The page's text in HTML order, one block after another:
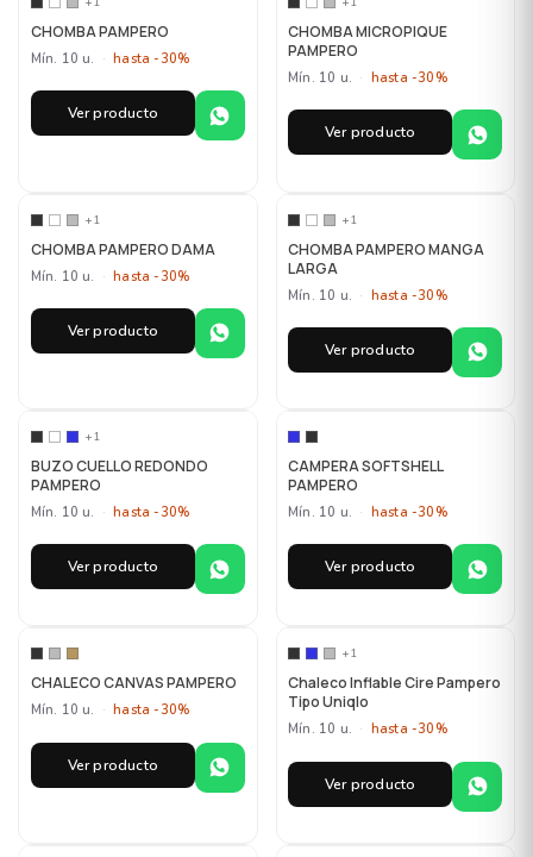
CHOMBA PAMPERO
Mín. 10 u. · hasta -30%
Ver producto
CHOMBA MICROPIQUE
PAMPERO
Mín. 10 u. · hasta -30%
Ver producto
+1
CHOMBA PAMPERO DAMA
Mín. 10 u. · hasta -30%
Ver producto
+1
CHOMBA PAMPERO MANGA
LARGA
Mín. 10 u. · hasta -30%
Ver producto
+1
BUZO CUELLO REDONDO
PAMPERO
Mín. 10 u. · hasta -30%
Ver producto
CAMPERA SOFTSHELL
PAMPERO
Mín. 10 u. · hasta -30%
Ver producto
CHALECO CANVAS PAMPERO
Mín. 10 u. · hasta -30%
Ver producto
+1
Chaleco Inflable Cire Pampero
Tipo Uniqlo
Mín. 10 u. · hasta -30%
Ver producto